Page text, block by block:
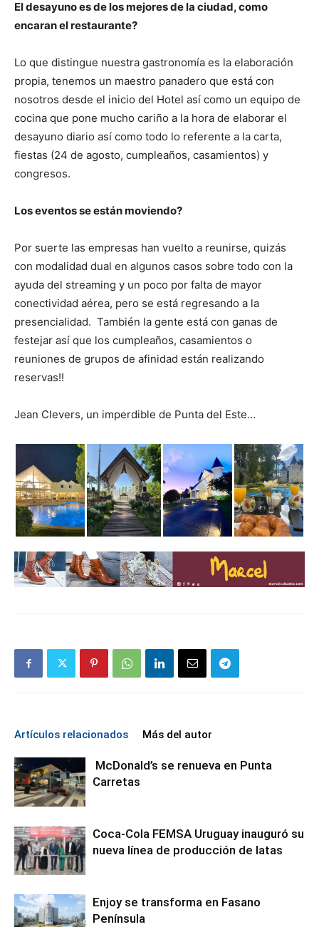
El desayuno es de los mejores de la ciudad, como
encaran el restaurante?
Lo que distingue nuestra gastronomía es la elaboración
propia, tenemos un maestro panadero que está con
nosotros desde el inicio del Hotel así como un equipo de
cocina que pone mucho cariño a la hora de elaborar el
desayuno diario así como todo lo referente a la carta,
fiestas (24 de agosto, cumpleaños, casamientos) y
congresos.
Los eventos se están moviendo?
Por suerte las empresas han vuelto a reunirse, quizás
con modalidad dual en algunos casos sobre todo con la
ayuda del streaming y un poco por falta de mayor
conectividad aérea, pero se está regresando a la
presencialidad. También la gente está con ganas de
festejar así que los cumpleaños, casamientos o
reuniones de grupos de afinidad están realizando
reservas!!
Jean Clevers, un imperdible de Punta del Este…
Artículos relacionados Más del autor
McDonald’s se renueva en Punta
Carretas
Coca-Cola FEMSA Uruguay inauguró su
nueva línea de producción de latas
Enjoy se transforma en Fasano
Península